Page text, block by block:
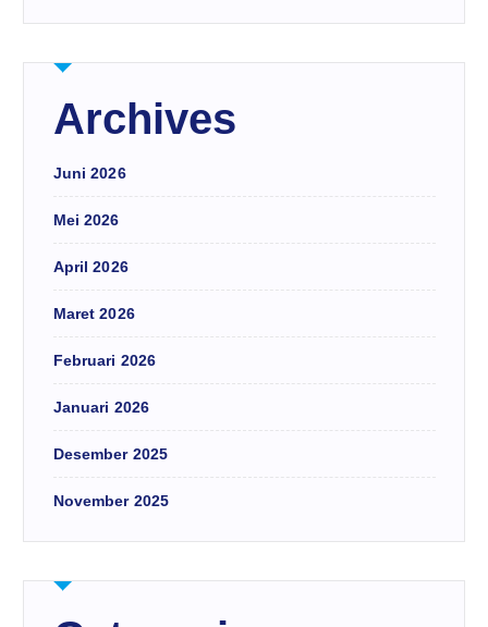
Archives
Juni 2026
Mei 2026
April 2026
Maret 2026
Februari 2026
Januari 2026
Desember 2025
November 2025